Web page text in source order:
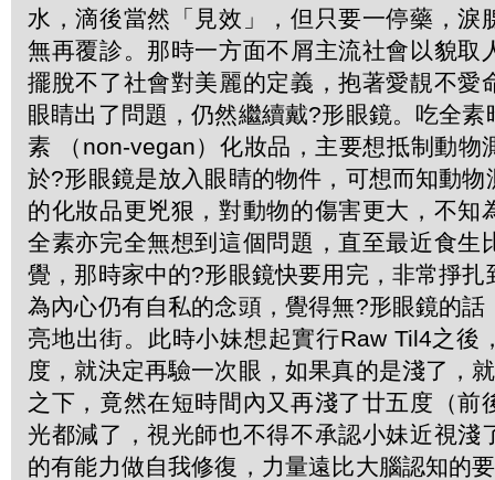
水，滴後當然「見效」，但只要一停藥，淚
無再覆診。那時一方面不屑主流社會以貌取
擺脫不了社會對美麗的定義，抱著愛靚不愛
眼睛出了問題，仍然繼續戴?形眼鏡。吃全
素 （non-vegan）化妝品，主要想抵制動物
於?形眼鏡是放入眼睛的物件，可想而知動物
的化妝品更兇狠，對動物的傷害更大，不知
全素亦完全無想到這個問題，直至最近食生
覺，那時家中的?形眼鏡快要用完，非常掙扎
為內心仍有自私的念頭，覺得無?形眼鏡的話
亮地出街。此時小妹想起實行Raw Til4之後
度，就決定再驗一次眼，如果真的是淺了，
之下，竟然在短時間內又再淺了廿五度（前
光都減了，視光師也不得不承認小妹近視淺
的有能力做自我修復，力量遠比大腦認知的